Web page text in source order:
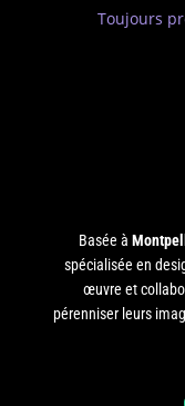
Toujours
Basée à
spécialisée en
œuvre et
pérenniser leurs